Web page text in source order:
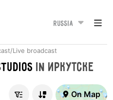
Russia
Live broadcast
in Иркутске
On Map